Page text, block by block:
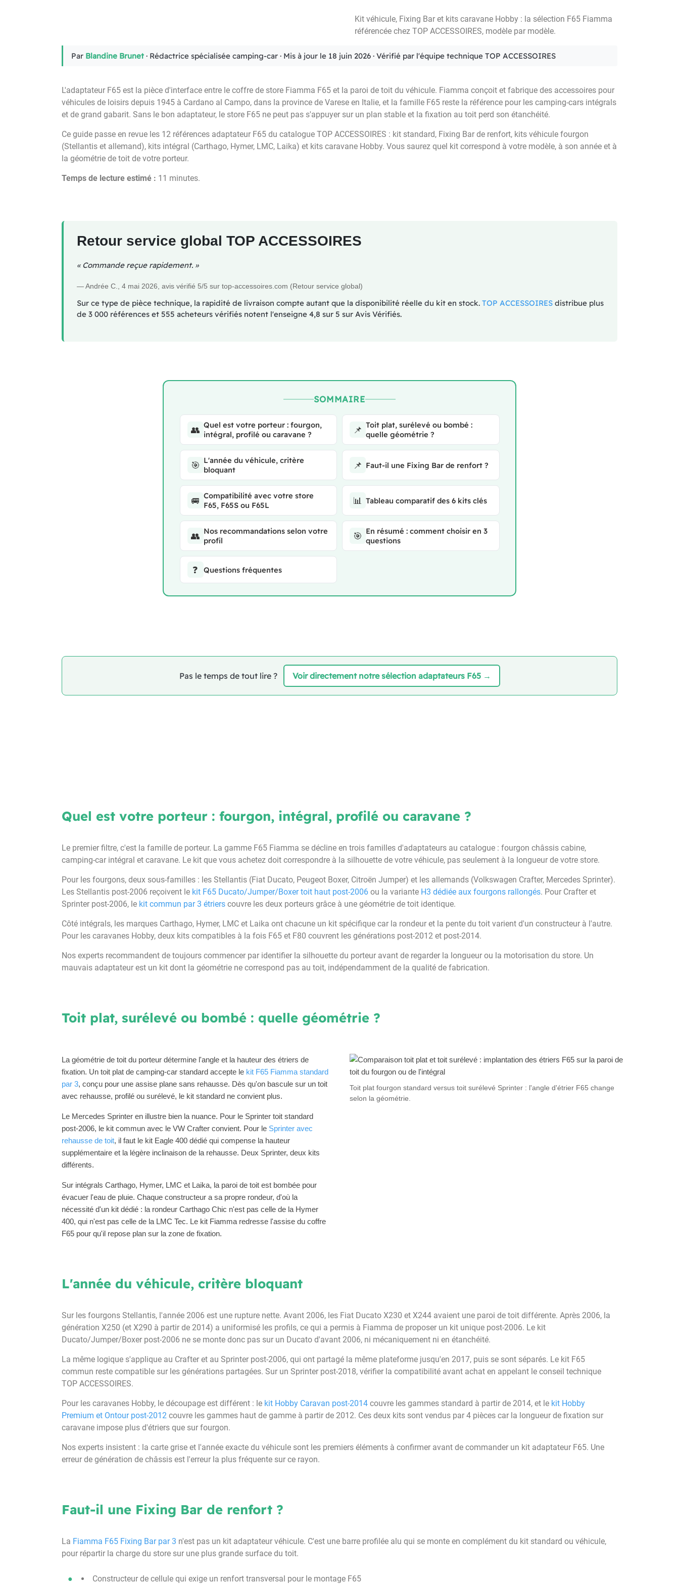
Kit véhicule, Fixing Bar et kits caravane Hobby : la sélection F65 Fiamma
référencée chez TOP ACCESSOIRES, modèle par modèle.
Par Blandine Brunet · Rédactrice spécialisée camping-car · Mis à jour le 18 juin 2026 · Vérifié par l'équipe technique TOP ACCESSOIRES
L'adaptateur F65 est la pièce d'interface entre le coffre de store Fiamma F65 et la paroi de toit du véhicule. Fiamma conçoit et fabrique des accessoires pour
véhicules de loisirs depuis 1945 à Cardano al Campo, dans la province de Varese en Italie, et la famille F65 reste la référence pour les camping-cars intégrals
et de grand gabarit. Sans le bon adaptateur, le store F65 ne peut pas s'appuyer sur un plan stable et la fixation au toit perd son étanchéité.
Ce guide passe en revue les 12 références adaptateur F65 du catalogue TOP ACCESSOIRES : kit standard, Fixing Bar de renfort, kits véhicule fourgon
(Stellantis et allemand), kits intégral (Carthago, Hymer, LMC, Laika) et kits caravane Hobby. Vous saurez quel kit correspond à votre modèle, à son année et à
la géométrie de toit de votre porteur.
Temps de lecture estimé : 11 minutes.
Retour service global TOP ACCESSOIRES
« Commande reçue rapidement. »
— Andrée C., 4 mai 2026, avis vérifié 5/5 sur top-accessoires.com (Retour service global)
Sur ce type de pièce technique, la rapidité de livraison compte autant que la disponibilité réelle du kit en stock. TOP ACCESSOIRESdistribue plus
de 3 000 références et 555 acheteurs vérifiés notent l'enseigne 4,8 sur 5 sur Avis Vérifiés.
SOMMAIRE
👥 Quel est votre porteur : fourgon,
intégral, profilé ou caravane ?
📌 Toit plat, surélevé ou bombé :
quelle géométrie ?
🎯 L'année du véhicule, critère
bloquant
📌 Faut-il une Fixing Bar de renfort ?
🚐 Compatibilité avec votre store
F65, F65S ou F65L
📊 Tableau comparatif des 6 kits clés
👥 Nos recommandations selon votre
profil
🎯 En résumé : comment choisir en 3
questions
❓ Questions fréquentes
Pas le temps de tout lire ? Voir directement notre sélection adaptateurs F65 →
Quel est votre porteur : fourgon, intégral, profilé ou caravane ?
Le premier filtre, c'est la famille de porteur. La gamme F65 Fiamma se décline en trois familles d'adaptateurs au catalogue : fourgon châssis cabine,
camping-car intégral et caravane. Le kit que vous achetez doit correspondre à la silhouette de votre véhicule, pas seulement à la longueur de votre store.
Pour les fourgons, deux sous-familles : les Stellantis (Fiat Ducato, Peugeot Boxer, Citroën Jumper) et les allemands (Volkswagen Crafter, Mercedes Sprinter).
Les Stellantis post-2006 reçoivent le kit F65 Ducato/Jumper/Boxer toit haut post-2006 ou la variante H3 dédiée aux fourgons rallongés. Pour Crafter et
Sprinter post-2006, le kit commun par 3 étriers couvre les deux porteurs grâce à une géométrie de toit identique.
Côté intégrals, les marques Carthago, Hymer, LMC et Laika ont chacune un kit spécifique car la rondeur et la pente du toit varient d'un constructeur à l'autre.
Pour les caravanes Hobby, deux kits compatibles à la fois F65 et F80 couvrent les générations post-2012 et post-2014.
Nos experts recommandent de toujours commencer par identifier la silhouette du porteur avant de regarder la longueur ou la motorisation du store. Un
mauvais adaptateur est un kit dont la géométrie ne correspond pas au toit, indépendamment de la qualité de fabrication.
Toit plat, surélevé ou bombé : quelle géométrie ?
La géométrie de toit du porteur détermine l'angle et la hauteur des étriers de
fixation. Un toit plat de camping-car standard accepte le kit F65 Fiamma standard
par 3, conçu pour une assise plane sans rehausse. Dès qu'on bascule sur un toit
avec rehausse, profilé ou surélevé, le kit standard ne convient plus.
Le Mercedes Sprinter en illustre bien la nuance. Pour le Sprinter toit standard
post-2006, le kit commun avec le VW Crafter convient. Pour le Sprinter avec
rehausse de toit, il faut le kit Eagle 400 dédié qui compense la hauteur
supplémentaire et la légère inclinaison de la rehausse. Deux Sprinter, deux kits
différents.
Sur intégrals Carthago, Hymer, LMC et Laika, la paroi de toit est bombée pour
évacuer l'eau de pluie. Chaque constructeur a sa propre rondeur, d'où la
nécessité d'un kit dédié : la rondeur Carthago Chic n'est pas celle de la Hymer
400, qui n'est pas celle de la LMC Tec. Le kit Fiamma redresse l'assise du coffre
F65 pour qu'il repose plan sur la zone de fixation.
Toit plat fourgon standard versus toit surélevé Sprinter : l'angle d'étrier F65 change
selon la géométrie.
L'année du véhicule, critère bloquant
Sur les fourgons Stellantis, l'année 2006 est une rupture nette. Avant 2006, les Fiat Ducato X230 et X244 avaient une paroi de toit différente. Après 2006, la
génération X250 (et X290 à partir de 2014) a uniformisé les profils, ce qui a permis à Fiamma de proposer un kit unique post-2006. Le kit
Ducato/Jumper/Boxer post-2006 ne se monte donc pas sur un Ducato d'avant 2006, ni mécaniquement ni en étanchéité.
La même logique s'applique au Crafter et au Sprinter post-2006, qui ont partagé la même plateforme jusqu'en 2017, puis se sont séparés. Le kit F65
commun reste compatible sur les générations partagées. Sur un Sprinter post-2018, vérifier la compatibilité avant achat en appelant le conseil technique
TOP ACCESSOIRES.
Pour les caravanes Hobby, le découpage est différent : le kit Hobby Caravan post-2014 couvre les gammes standard à partir de 2014, et le kit Hobby
Premium et Ontour post-2012 couvre les gammes haut de gamme à partir de 2012. Ces deux kits sont vendus par 4 pièces car la longueur de fixation sur
caravane impose plus d'étriers que sur fourgon.
Nos experts insistent : la carte grise et l'année exacte du véhicule sont les premiers éléments à confirmer avant de commander un kit adaptateur F65. Une
erreur de génération de châssis est l'erreur la plus fréquente sur ce rayon.
Faut-il une Fixing Bar de renfort ?
La Fiamma F65 Fixing Bar par 3 n'est pas un kit adaptateur véhicule. C'est une barre profilée alu qui se monte en complément du kit standard ou véhicule,
pour répartir la charge du store sur une plus grande surface du toit.
Constructeur de cellule qui exige un renfort transversal pour le montage F65